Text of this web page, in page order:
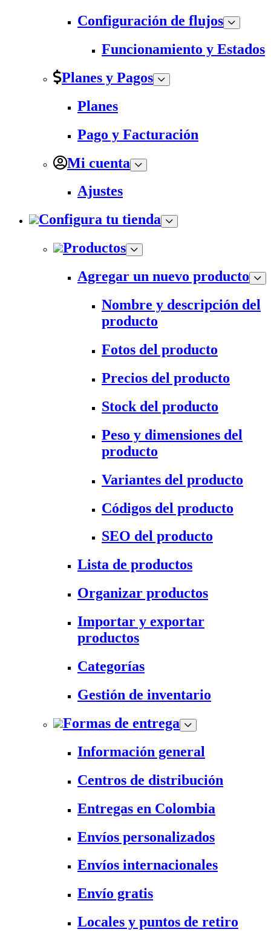
Configuración de flujos
Funcionamiento y Estados
Planes y Pagos
Planes
Pago y Facturación
Mi cuenta
Ajustes
Configura tu tienda
Productos
Agregar un nuevo producto
Nombre y descripción del
producto
Fotos del producto
Precios del producto
Stock del producto
Peso y dimensiones del
producto
Variantes del producto
Códigos del producto
SEO del producto
Lista de productos
Organizar productos
Importar y exportar
productos
Categorías
Gestión de inventario
Formas de entrega
Información general
Centros de distribución
Entregas en Colombia
Envíos personalizados
Envíos internacionales
Envío gratis
Locales y puntos de retiro